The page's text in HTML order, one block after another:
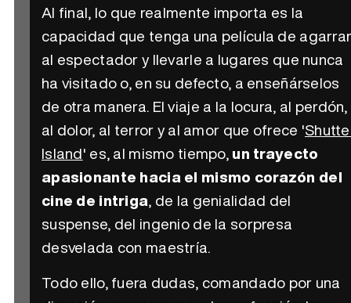
Al final, lo que realmente importa es la
capacidad que tenga una película de
al espectador y llevarle a lugares que nunca
ha visitado o, en su defecto, a enseñárselos
de otra manera. El viaje a la locura, al perdón,
al dolor, al terror y al amor que ofrece '
Island' es, al mismo tiempo,un trayecto
apasionante hacia el mismo corazón del
cine de intriga, de la genialidad del
suspense, del ingenio de la sorpresa
desvelada con maestría.
Todo ello, fuera dudas, comandado por una